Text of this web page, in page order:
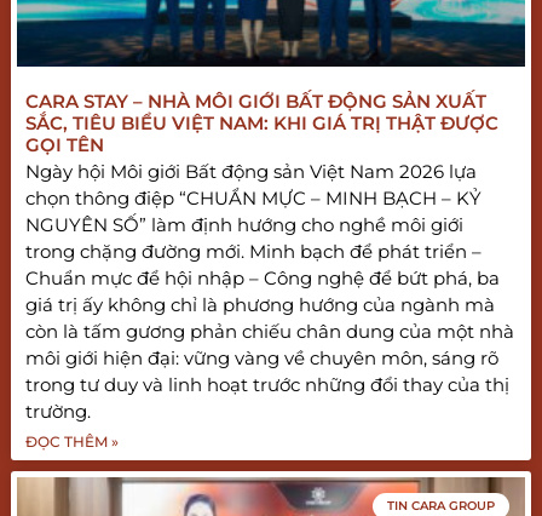
CARA STAY – NHÀ MÔI GIỚI BẤT ĐỘNG SẢN XUẤT
SẮC, TIÊU BIỂU VIỆT NAM: KHI GIÁ TRỊ THẬT ĐƯỢC
GỌI TÊN
Ngày hội Môi giới Bất động sản Việt Nam 2026 lựa
chọn thông điệp “CHUẨN MỰC – MINH BẠCH – KỶ
NGUYÊN SỐ” làm định hướng cho nghề môi giới
trong chặng đường mới. Minh bạch để phát triển –
Chuẩn mực để hội nhập – Công nghệ để bứt phá, ba
giá trị ấy không chỉ là phương hướng của ngành mà
còn là tấm gương phản chiếu chân dung của một nhà
môi giới hiện đại: vững vàng về chuyên môn, sáng rõ
trong tư duy và linh hoạt trước những đổi thay của thị
trường.
ĐỌC THÊM »
TIN CARA GROUP